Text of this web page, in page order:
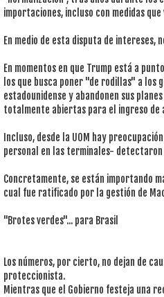
importaciones, incluso con medidas
En medio de esta disputa de
En momentos en que Trump está a
los que busca poner "de rodillas" a
estadounidense y abandonen sus
totalmente abiertas para el ingreso de
Incluso, desde la UOM hay
personal en las terminales- detectaron
Concretamente, se están importando
cual fue ratificado por la gestión de
"Brotes verdes"... para Brasil
Los números, por cierto, no dejan de
proteccionista.
Mientras que el Gobierno festeja una